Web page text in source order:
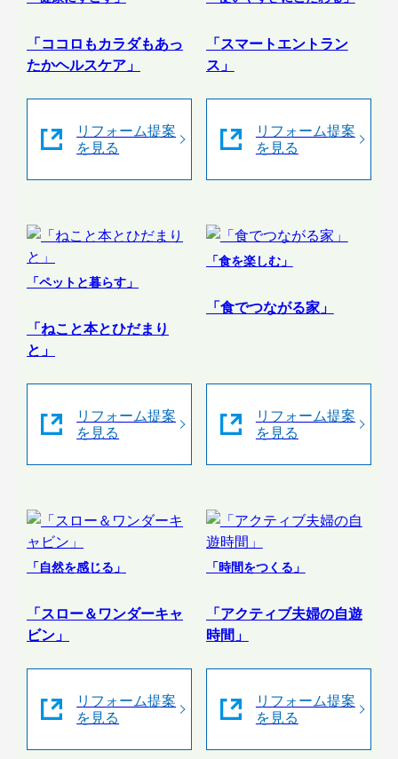
「ココロもカラダもあっ
たかヘルスケア」
リフォーム提案
を見る
「スマートエントラン
ス」
リフォーム提案
を見る
「ペットと暮らす」
「ねこと本とひだまり
と」
リフォーム提案
を見る
「食を楽しむ」
「食でつながる家」
リフォーム提案
を見る
「自然を感じる」
「スロー＆ワンダーキャ
ビン」
リフォーム提案
を見る
「時間をつくる」
「アクティブ夫婦の自遊
時間」
リフォーム提案
を見る